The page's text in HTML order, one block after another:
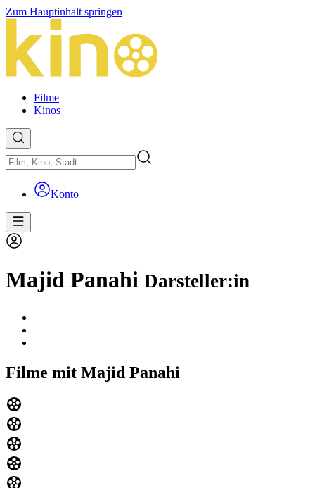
Zum Hauptinhalt springen
Filme
Kinos
Konto
Majid Panahi Darsteller:in
Filme mit Majid Panahi